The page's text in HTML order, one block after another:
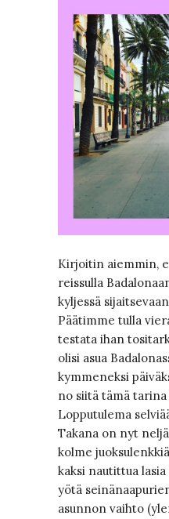
Kirjoitin aiemmin,
reissulla
kyljessä
Päätimme tulla
testata ihan
olisi asua
kymmeneksi
no siitä tämä
Lopputulema
Takana on nyt
kolme
kaksi nautittua
yötä
asunnon vaihto